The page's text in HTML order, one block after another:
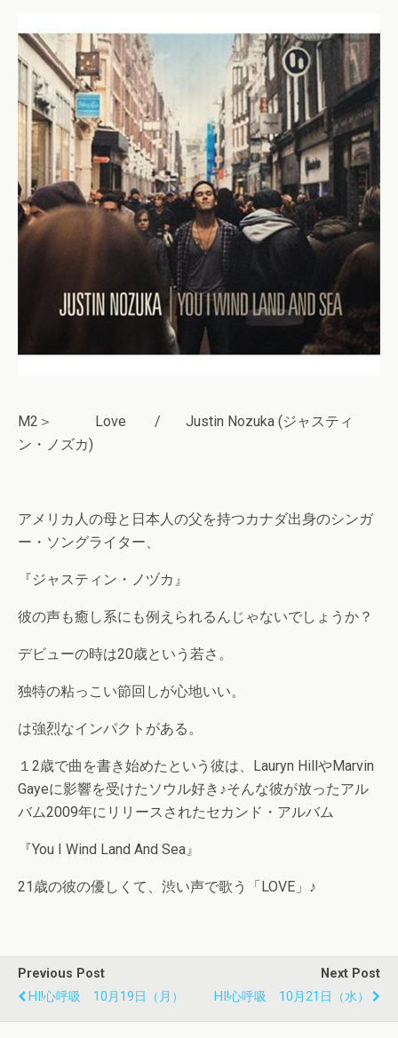
M2＞ Love / Justin Nozuka (ジャスティ
ン・ノズカ)
アメリカ人の母と日本人の父を持つカナダ出身のシンガ
ー・ソングライター、
『ジャスティン・ノヅカ』
彼の声も癒し系にも例えられるんじゃないでしょうか？
デビューの時は20歳という若さ。
独特の粘っこい節回しが心地いい。
は強烈なインパクトがある。
１2歳で曲を書き始めたという彼は、Lauryn HillやMarvin
Gayeに影響を受けたソウル好き♪そんな彼が放ったアル
バム2009年にリリースされたセカンド・アルバム
『You I Wind Land And Sea』
21歳の彼の優しくて、渋い声で歌う「LOVE」♪
Previous Post
HI!心呼吸 10月19日（月）
Next Post
HI!心呼吸 10月21日（水）